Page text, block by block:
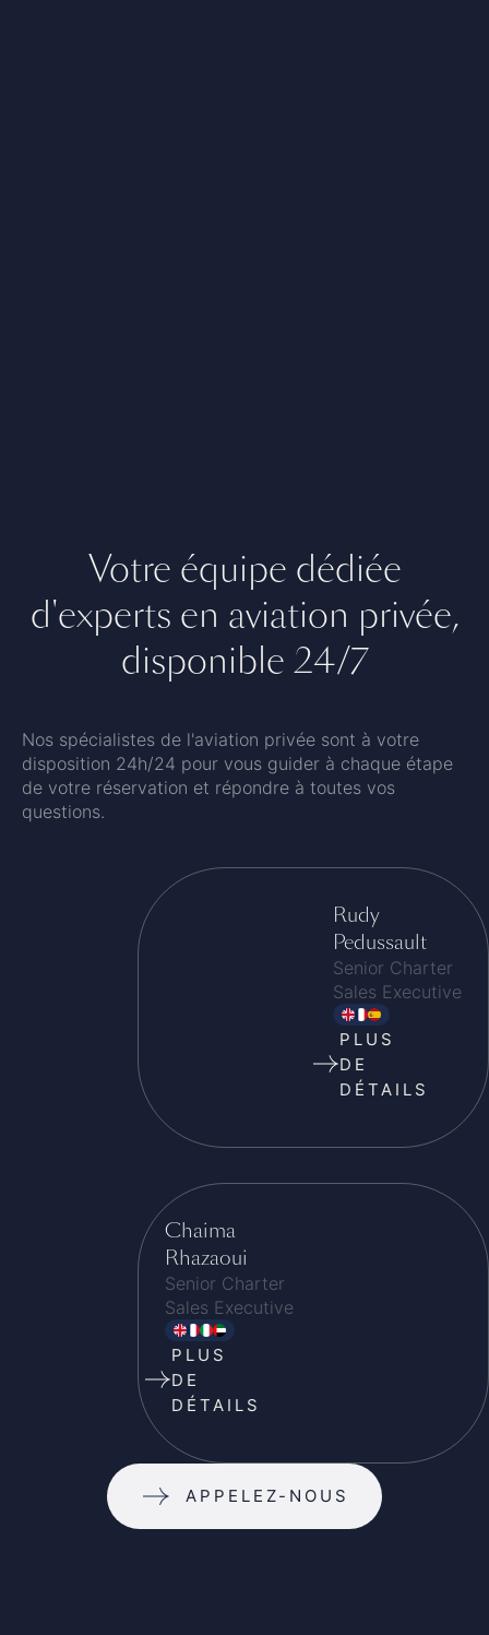
Votre équipe dédiée
d'experts en aviation privée,
disponible 24/7
Nos spécialistes de l'aviation privée sont à votre
disposition 24h/24 pour vous guider à chaque étape
de votre réservation et répondre à toutes vos
questions.
Rudy
Pedussault
Senior Charter
Sales Executive
PLUS
DE
DÉTAILS
Chaima
Rhazaoui
Senior Charter
Sales Executive
PLUS
DE
DÉTAILS
APPELEZ-NOUS